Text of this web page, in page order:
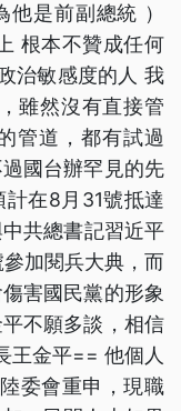
是前副總統 ）
根本不贊成任何
治敏感度的人 我
雖然沒有直接管
管道，都有試過
國台辦罕見的先
在8月31號抵達
共總書記習近平
加閱兵大典，而
害國民黨的形象
不願多談，相信
王金平== 他個人
委會重申，現職